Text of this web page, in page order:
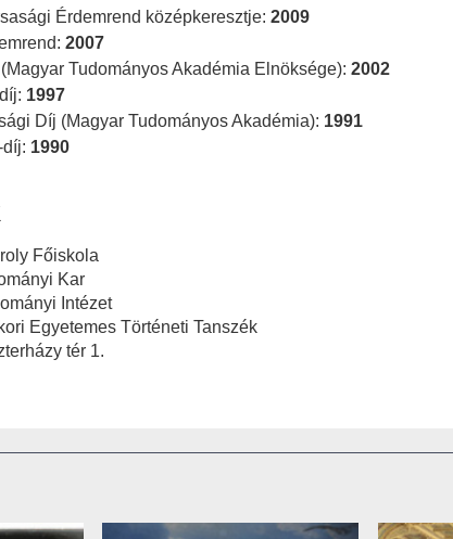
Érdemrend középkeresztje: 2009
2007
Tudományos Akadémia Elnöksége): 2002
1997
Díj (Magyar Tudományos Akadémia): 1991
1990
Főiskola
Kar
Intézet
Egyetemes Történeti Tanszék
tér 1.